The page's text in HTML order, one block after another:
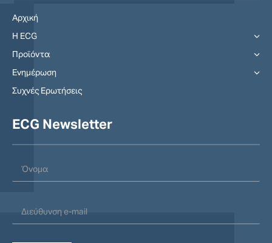
Αρχική
Η ECG
Προϊόντα
Ενημέρωση
Συχνές Ερωτήσεις
ECG Newsletter